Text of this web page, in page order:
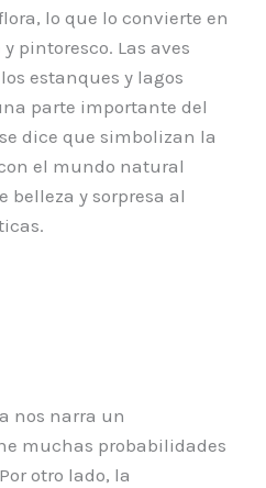
lo que lo convierte en
pintoresco. Las aves
estanques y lagos
parte importante del
dice que simbolizan la
el mundo natural
belleza y sorpresa al
nos narra un
muchas probabilidades
otro lado, la